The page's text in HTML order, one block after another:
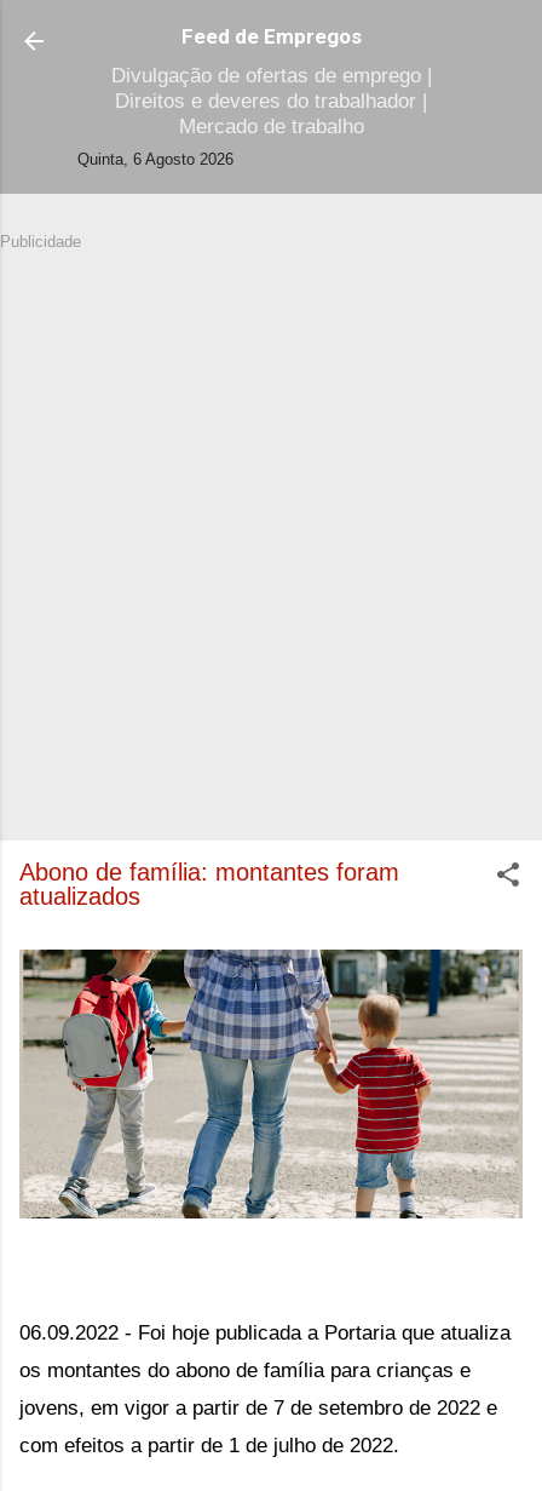
Avançar para o conteúdo
Feed de Empregos
Divulgação de ofertas de emprego |
Direitos e deveres do trabalhador |
Mercado de trabalho
Quinta, 6 Agosto 2026
Publicidade
Abono de família: montantes foram
atualizados
06.09.2022 - Foi hoje publicada a Portaria que atualiza
os montantes do abono de família para crianças e
jovens, em vigor a partir de 7 de setembro de 2022 e
com efeitos a partir de 1 de julho de 2022.